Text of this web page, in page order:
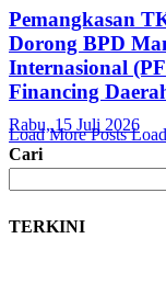
Pemangkasan
Dorong BPD
Internasional
Financing
Rabu, 15 Juli 2026
Load More Posts
Cari
TERKINI